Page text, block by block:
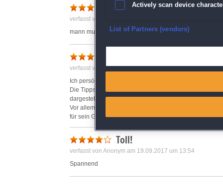
super spiel
verfasst von Martin am 02.10.2017 um 14:24
mann muss viel grübeln,macht ader viel spass
verfasst von Anonym am 10.10.2017 um 05:39
Ich persönlich finde das Spiel recht interessant.
Die Tipps laden sich recht schnell auf, es gibt den
dargestellt, aber das tut dem Spiel keinen Abbruch.
Vor allem dachte ich, nach der ersten geretteten Seele
für sein Geld.
Alles in allem ein durchaus lohnenswertes Spiel.
Toll!
verfasst von Anonym am 19.09.2017 um 13:54
Spannend
Actively scan device
Ensure security, prevent
List of Partners (vendors)